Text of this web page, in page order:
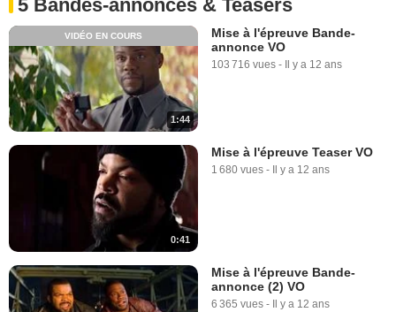
5 Bandes-annonces & Teasers
1:44
VIDÉO EN COURS
Mise à l'épreuve Bande-
annonce VO
103 716 vues - Il y a 12 ans
0:41
Mise à l'épreuve Teaser VO
1 680 vues - Il y a 12 ans
Mise à l'épreuve Bande-
annonce (2) VO
6 365 vues - Il y a 12 ans